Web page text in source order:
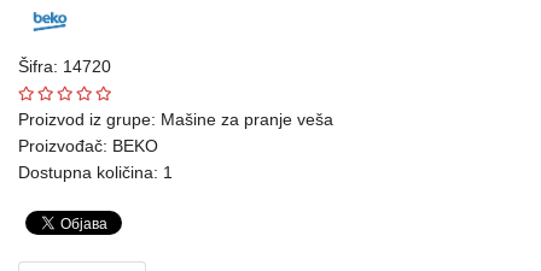
Telefoni
oprema
Mrežna
Šifra: 14720
Proizvod iz grupe: Mašine za pranje veša
Proizvođač: BEKO
Dostupna količina: 1